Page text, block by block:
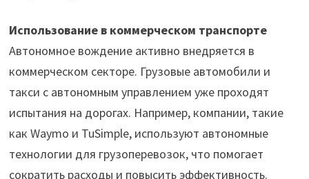
Использование в коммерческом транспорте
Автономное вождение активно внедряется в
коммерческом секторе. Грузовые автомобили и
такси с автономным управлением уже проходят
испытания на дорогах. Например, компании, такие
как Waymo и TuSimple, используют автономные
технологии для грузоперевозок, что помогает
сократить расходы и повысить эффективность.